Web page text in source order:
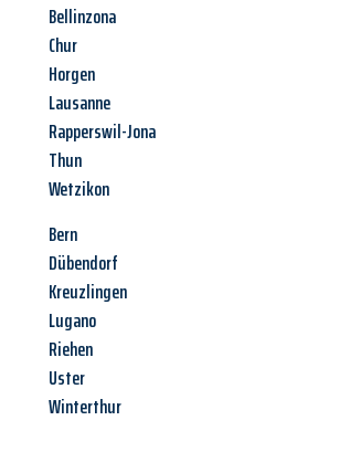
Bellinzona
Chur
Horgen
Lausanne
Rapperswil-Jona
Thun
Wetzikon
Bern
Dübendorf
Kreuzlingen
Lugano
Riehen
Uster
Winterthur